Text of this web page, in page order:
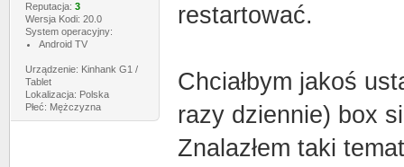
Reputacja: 3
Wersja Kodi: 20.0
System operacyjny:
Android TV
Urządzenie: Kinhank G1 /
Tablet
Lokalizacja: Polska
Płeć: Mężczyzna
restartować.
Chciałbym jakoś
razy dziennie) box
Znalazłem taki